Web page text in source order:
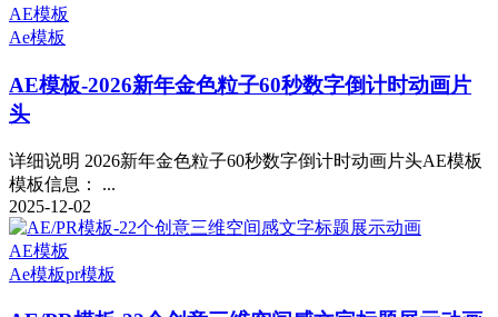
AE模板
Ae模板
AE模板-2026新年金色粒子60秒数字倒计时动画片
头
详细说明 2026新年金色粒子60秒数字倒计时动画片头AE模板
模板信息： ...
2025-12-02
AE模板
Ae模板pr模板